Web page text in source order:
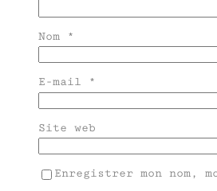
Nom *
E-mail *
Site web
Enregistrer mon nom,